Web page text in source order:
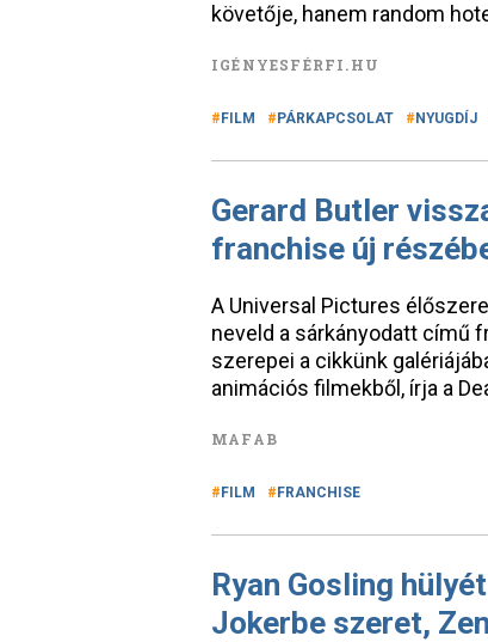
követője, hanem random
IGÉNYESFÉRFI.HU
FILM PÁRKAPCSOLAT NYUGDÍJ
Gerard Butler
franchise új
A Universal Pictures
neveld a sárkányodatt című
szerepei a cikkünk
animációs filmekből, írja a
MAFAB
FILM FRANCHISE
Ryan Gosling
Jokerbe szeret,